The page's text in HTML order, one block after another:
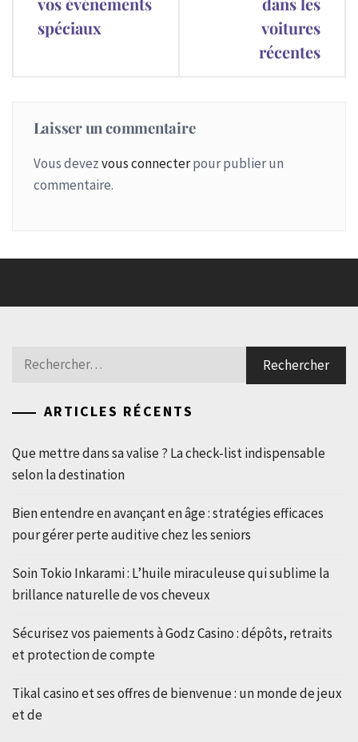
spéciaux
voitures
récentes
Laisser un commentaire
Vous devezvous connecterpour publier un
commentaire.
Rechercher :
ARTICLES RÉCENTS
Que mettre dans sa valise ? La check-list indispensable
selon la destination
Bien entendre en avançant en âge : stratégies efficaces
pour gérer perte auditive chez les seniors
Soin Tokio Inkarami : L’huile miraculeuse qui sublime la
brillance naturelle de vos cheveux
Sécurisez vos paiements à Godz Casino : dépôts, retraits
et protection de compte
Tikal casino et ses offres de bienvenue : un monde de jeux
et de